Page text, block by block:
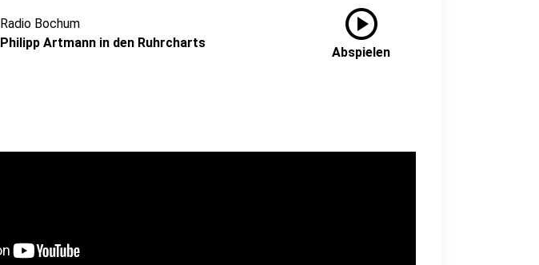
Radio Bochum
Philipp Artmann in den Ruhrcharts
play_circle
Abspielen